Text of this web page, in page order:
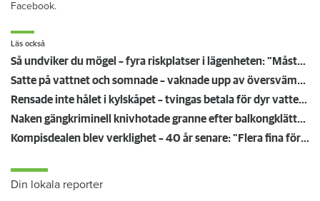
Facebook.
Läs också
Så undviker du mögel – fyra riskplatser i lägenheten: ”Måste städa bort”
Satte på vattnet och somnade – vaknade upp av översvämning hos grannen
Rensade inte hålet i kylskåpet – tvingas betala för dyr vattenskada
Naken gängkriminell knivhotade granne efter balkongklättring
Kompisdealen blev verklighet – 40 år senare: "Flera fina fördelar med att dela bostad"
Din lokala reporter